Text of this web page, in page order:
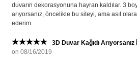
duvarın dekorasyonuna hayran kaldılar. 3
arıyorsanız, öncelikle bu siteyi, ama asıl
ederim.
3D Duvar Kağıdı Arıyorsanız
on 08/16/2019